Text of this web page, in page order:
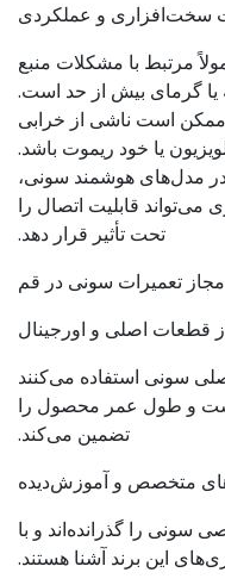
سخت‌افزاری و عملکردی
مرتبط با مشکلات منبع
یا گرمای بیش از حد است.
است ناشی از خرابی
یا خود ریموت باشد.
مدل‌های هوشمند سونی،
قابلیت اتصال را
تحت تأثیر قرار دهد.
مجاز تعمیرات سونی در قم
سونی استفاده می‌کنند
است و طول عمر محصول را
تضمین می‌کند.
سونی را گذرانده‌اند و با
این برند آشنا هستند.